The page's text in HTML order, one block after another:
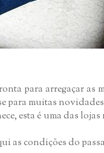
para arregaçar as
para muitas
esta é uma das
as condições do